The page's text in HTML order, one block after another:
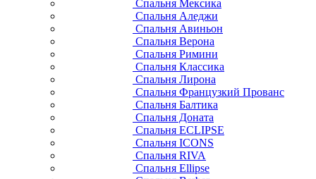
Спальня Мексика
Спальня Аледжи
Спальня Авиньон
Спальня Верона
Спальня Римини
Спальня Классика
Спальня Лирона
Спальня Французкий Прованс
Спальня Балтика
Спальня Доната
Спальня ECLIPSE
Спальня ICONS
Спальня RIVA
Спальня Ellipse